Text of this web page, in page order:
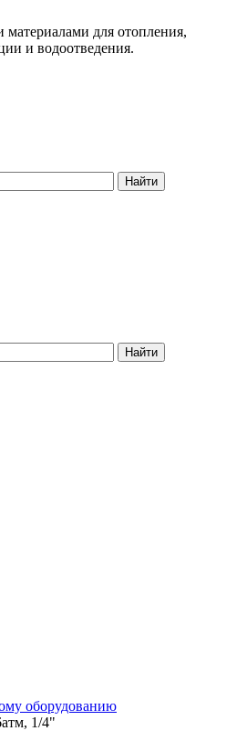
материалами для отопления,
и водоотведения.
оборудованию
1/4"